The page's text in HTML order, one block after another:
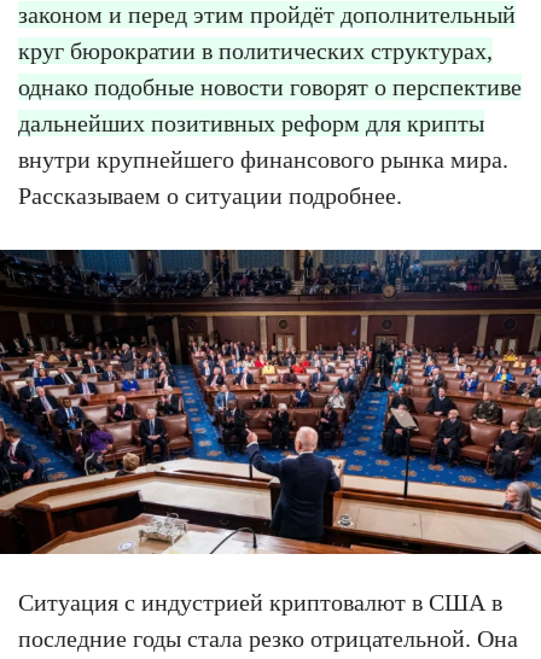
законом и перед этим пройдёт дополнительный
круг бюрократии в политических структурах,
однако подобные новости говорят о перспективе
дальнейших позитивных реформ для крипты
внутри крупнейшего финансового рынка мира.
Рассказываем о ситуации подробнее.
Ситуация с индустрией криптовалют в США в
последние годы стала резко отрицательной. Она